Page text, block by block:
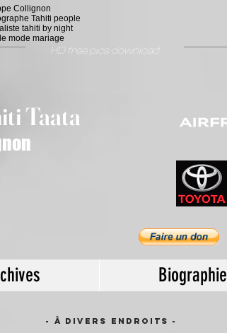
Collignon
Tahiti people
tahiti by night
mode mariage
HD free pics download
Taata
Biographie
- à divers endroits -